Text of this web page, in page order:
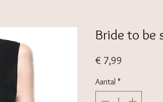
Bride to be
€ 7,99
Aantal *